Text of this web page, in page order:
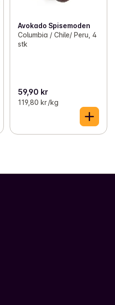
Avokado Spisemoden
Columbia / Chile/ Peru, 4
stk
59,90 kr
119,80 kr /kg